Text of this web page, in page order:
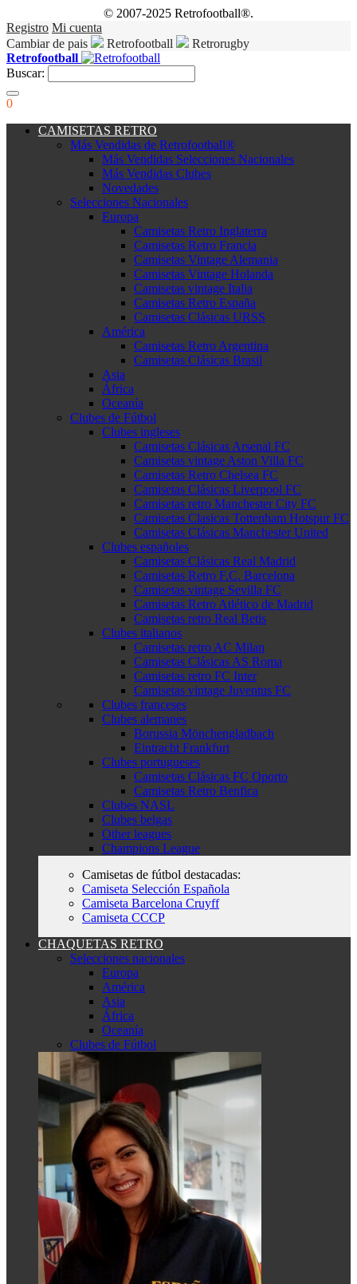
© 2007-2025 Retrofootball®.
Registro Mi cuenta
Cambiar de pais
Retrofootball
Retrorugby
Retrofootball
Buscar:
0
CAMISETAS RETRO
Más Vendidas de Retrofootball®
Más Vendidas Selecciones Nacionales
Más Vendidas Clubes
Novedades
Selecciones Nacionales
Europa
Camisetas Retro Inglaterra
Camisetas Retro Francia
Camisetas Vintage Alemania
Camisetas Vintage Holanda
Camisetas vintage Italia
Camisetas Retro España
Camisetas Clásicas URSS
América
Camisetas Retro Argentina
Camisetas Clásicas Brasil
Asia
África
Oceanía
Clubes de Fútbol
Clubes ingleses
Camisetas Clásicas Arsenal FC
Camisetas vintage Aston Villa FC
Camisetas Retro Chelsea FC
Camisetas Clásicas Liverpool FC
Camisetas retro Manchester City FC
Camisetas Clasicas Tottenham Hotspur FC
Camisetas Clásicas Manchester United
Clubes españoles
Camisetas Clásicas Real Madrid
Camisetas Retro F.C. Barcelona
Camisetas vintage Sevilla FC
Camisetas Retro Atlético de Madrid
Camisetas retro Real Betis
Clubes italianos
Camisetas retro AC Milan
Camisetas Clásicas AS Roma
Camisetas retro FC Inter
Camisetas vintage Juventus FC
Clubes franceses
Clubes alemanes
Borussia Mönchengladbach
Eintracht Frankfurt
Clubes portugueses
Camisetas Clásicas FC Oporto
Camisetas Retro Benfica
Clubes NASL
Clubes belgas
Other leagues
Champions League
Camisetas de fútbol destacadas:
Camiseta Selección Española
Camiseta Barcelona Cruyff
Camiseta CCCP
CHAQUETAS RETRO
Selecciones nacionales
Europa
América
Asia
África
Oceanía
Clubes de Fútbol